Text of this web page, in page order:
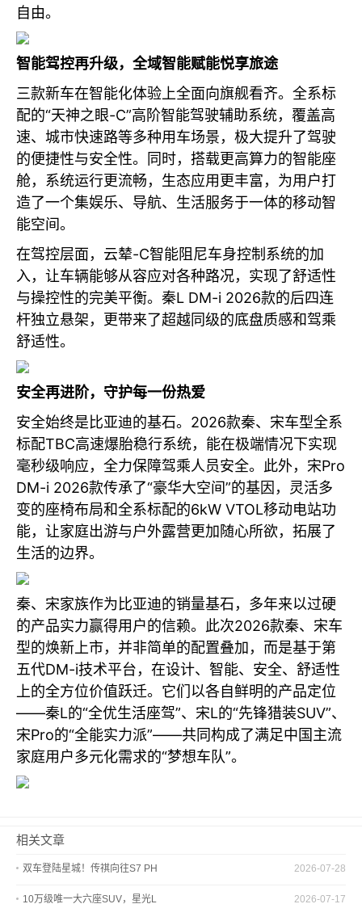
自由。
智能驾控再升级，全域智能赋能悦享旅途
三款新车在智能化体验上全面向旗舰看齐。全系标
配的“天神之眼-C”高阶智能驾驶辅助系统，覆盖高
速、城市快速路等多种用车场景，极大提升了驾驶
的便捷性与安全性。同时，搭载更高算力的智能座
舱，系统运行更流畅，生态应用更丰富，为用户打
造了一个集娱乐、导航、生活服务于一体的移动智
能空间。
在驾控层面，云辇-C智能阻尼车身控制系统的加
入，让车辆能够从容应对各种路况，实现了舒适性
与操控性的完美平衡。秦L DM-i 2026款的后四连
杆独立悬架，更带来了超越同级的底盘质感和驾乘
舒适性。
安全再进阶，守护每一份热爱
安全始终是比亚迪的基石。2026款秦、宋车型全系
标配TBC高速爆胎稳行系统，能在极端情况下实现
毫秒级响应，全力保障驾乘人员安全。此外，宋Pro
DM-i 2026款传承了“豪华大空间”的基因，灵活多
变的座椅布局和全系标配的6kW VTOL移动电站功
能，让家庭出游与户外露营更加随心所欲，拓展了
生活的边界。
秦、宋家族作为比亚迪的销量基石，多年来以过硬
的产品实力赢得用户的信赖。此次2026款秦、宋车
型的焕新上市，并非简单的配置叠加，而是基于第
五代DM-i技术平台，在设计、智能、安全、舒适性
上的全方位价值跃迁。它们以各自鲜明的产品定位
——秦L的“全优生活座驾”、宋L的“先锋猎装SUV”、
宋Pro的“全能实力派”——共同构成了满足中国主流
家庭用户多元化需求的“梦想车队”。
相关文章
双车登陆星城！传祺向往S7 PH 2026-07-28
10万级唯一大六座SUV，星光L 2026-07-17